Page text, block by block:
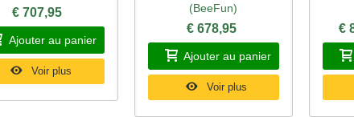
€ 707,95
Ajouter au panier
Voir plus
(BeeFun)
€ 678,95
Ajouter au panier
Voir plus
€